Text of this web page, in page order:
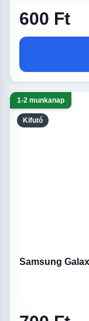
600 Ft
Kifutó
1-2 munkanap
Samsung